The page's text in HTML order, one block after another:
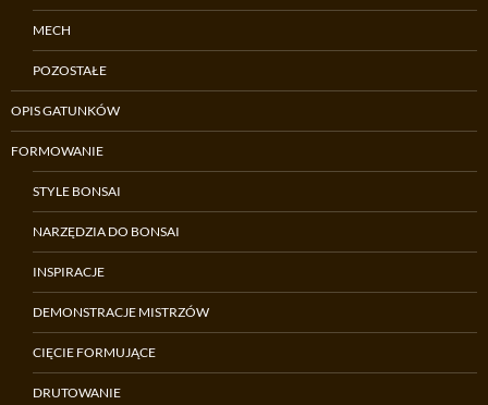
MECH
POZOSTAŁE
OPIS GATUNKÓW
FORMOWANIE
STYLE BONSAI
NARZĘDZIA DO BONSAI
INSPIRACJE
DEMONSTRACJE MISTRZÓW
CIĘCIE FORMUJĄCE
DRUTOWANIE